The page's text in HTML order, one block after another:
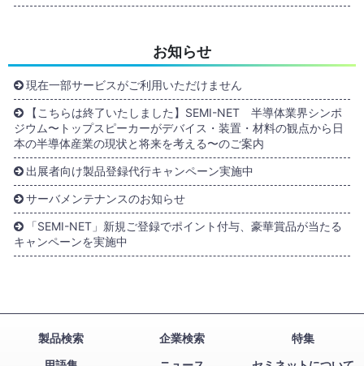
お知らせ
現在一部サービスがご利用いただけません
【こちらは終了いたしました】SEMI-NET 半導体業界シンポ
ジウム〜トップスピーカーがデバイス・装置・材料の観点から日
本の半導体産業の現状と将来を考える〜のご案内
出展者向け製品登録代行キャンペーン実施中
サーバメンテナンスのお知らせ
「SEMI-NET」新規ご登録でポイント付与、豪華賞品が当たる
キャンペーンを実施中
製品検索 企業検索
特集